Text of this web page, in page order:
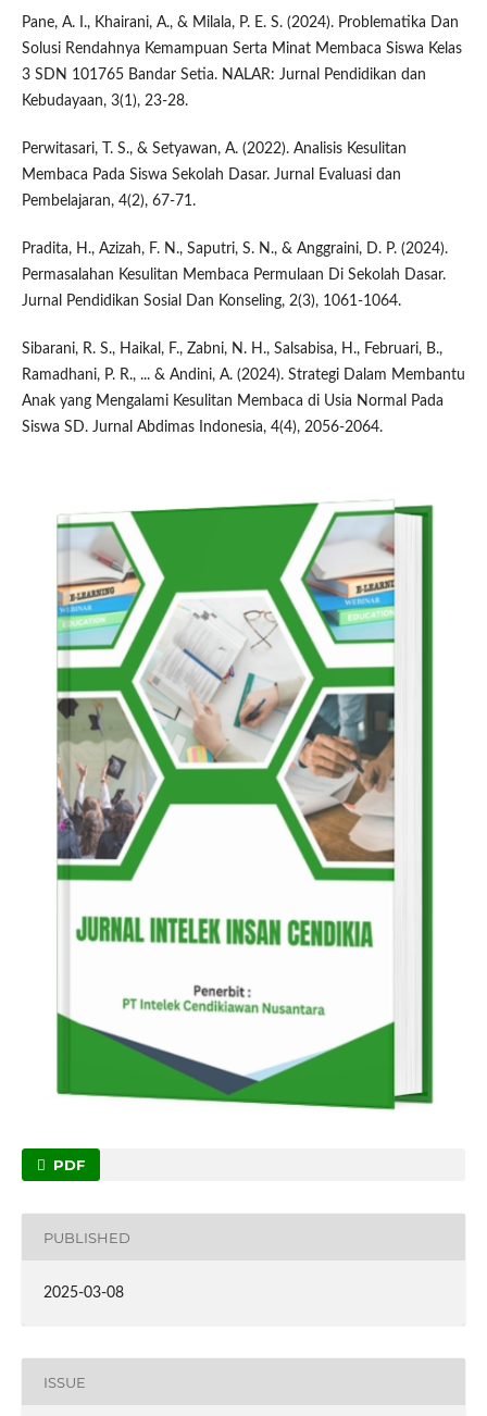
Pane, A. I., Khairani, A., & Milala, P. E. S. (2024). Problematika Dan
Solusi Rendahnya Kemampuan Serta Minat Membaca Siswa Kelas
3 SDN 101765 Bandar Setia. NALAR: Jurnal Pendidikan dan
Kebudayaan, 3(1), 23-28.
Perwitasari, T. S., & Setyawan, A. (2022). Analisis Kesulitan
Membaca Pada Siswa Sekolah Dasar. Jurnal Evaluasi dan
Pembelajaran, 4(2), 67-71.
Pradita, H., Azizah, F. N., Saputri, S. N., & Anggraini, D. P. (2024).
Permasalahan Kesulitan Membaca Permulaan Di Sekolah Dasar.
Jurnal Pendidikan Sosial Dan Konseling, 2(3), 1061-1064.
Sibarani, R. S., Haikal, F., Zabni, N. H., Salsabisa, H., Februari, B.,
Ramadhani, P. R., ... & Andini, A. (2024). Strategi Dalam Membantu
Anak yang Mengalami Kesulitan Membaca di Usia Normal Pada
Siswa SD. Jurnal Abdimas Indonesia, 4(4), 2056-2064.
PDF
PUBLISHED
2025-03-08
ISSUE